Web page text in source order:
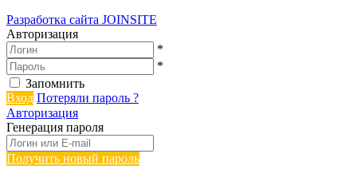
Разработка сайта JOINSITE
Авторизация
*
*
Запомнить
Вход Потеряли пароль ?
Авторизация
Генерация пароля
Получить новый пароль